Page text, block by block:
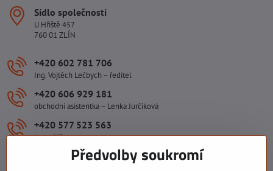
Sídlo společnosti
U Hřiště 457
760 01 ZLÍN
+420 602 781 706
Ing. Vojtěch Lečbych – ředitel
+420 606 929 181
obchodní asistentka – Lenka Jurčíková
+420 577 523 563
kancelář
ivlecbych​@seznam​.cz
Předvolby soukromí